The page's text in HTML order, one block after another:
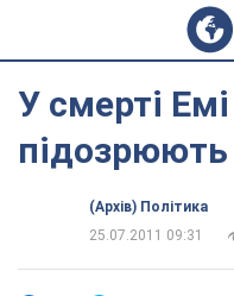
У смерті
підозрюють
(Архів) Політика
25.07.2011 09:31